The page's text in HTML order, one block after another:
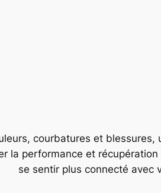
courbatures et blessures,
la performance et
se sentir plus connecté avec